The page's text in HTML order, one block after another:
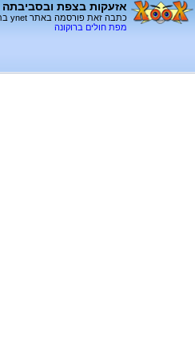
אזעקות בצפת ובסביבתה
כתבה זאת פורסמה באתר ynet בתאריך 11-4-26 בשעה 18:18,
מפת חולים ברוקונה